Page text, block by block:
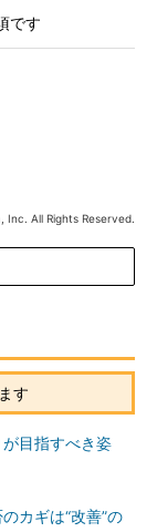
です
All Rights Reserved.
す
目指すべき姿
カギは“改善”の